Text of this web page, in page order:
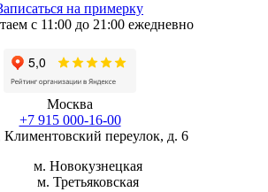
на примерку
с 11:00 до 21:00 ежедневно
Москва
+7 915 000-16-00
переулок, д. 6
м. Новокузнецкая
м. Третьяковская